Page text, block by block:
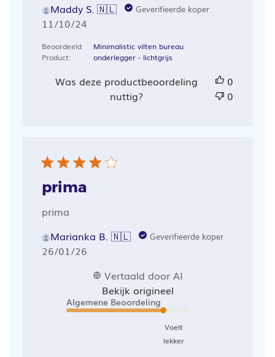
Maddy S. 🇳🇱
Geverifieerde koper
Publicatiedatum
11/10/24
Beoordeeld
Product:
Minimalistic vilten bureau
onderlegger - lichtgrijs
Was deze productbeoordeling
nuttig?
0
0
prima
prima
Marianka B. 🇳🇱
Geverifieerde koper
Publicatiedatum
26/01/26
Vertaald door AI
Bekijk origineel
Algemene Beoordeling
Voelt
lekker